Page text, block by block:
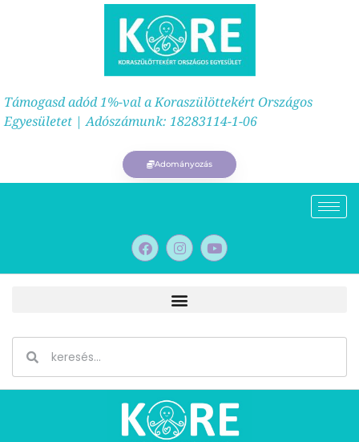
Támogasd adód 1%-val a Koraszülöttekért Országos
Egyesületet | Adószámunk: 18283114-1-06
Adományozás